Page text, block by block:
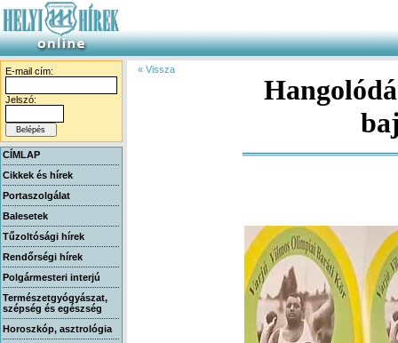
E-mail cím:
Jelszó:
CÍMLAP
Cikkek és hírek
Portaszolgálat
Balesetek
Tűzoltósági hírek
Rendőrségi hírek
Polgármesteri interjú
Természetgyógyászat,
szépség és egészség
Horoszkóp, asztrológia
« Vissza